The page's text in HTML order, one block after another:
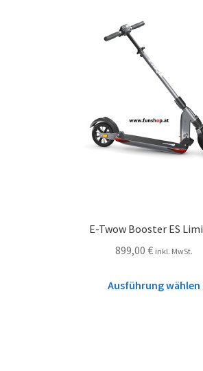
E-Twow Booster ES
899,00 € inkl. MwSt.
Ausführung wählen